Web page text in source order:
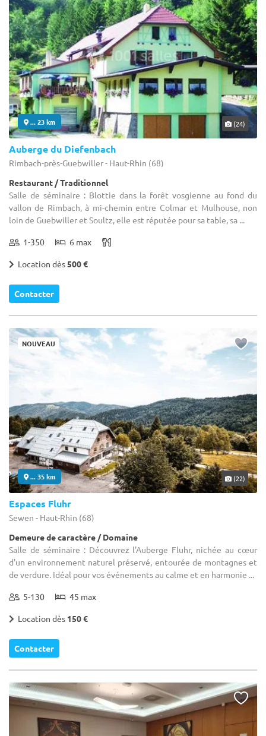
... 23 km (24)
Auberge du Diefenbach
Rimbach-près-Guebwiller - Haut-Rhin (68)
Restaurant / Traditionnel
Salle de séminaire : Blottie dans la forêt vosgienne au fond du
vallon de Rimbach, à mi-chemin entre Colmar et Mulhouse, non
loin de Guebwiller et Soultz, elle est réputée pour sa table, sa ...
1-350 6 max
Location dès500 €
Contacter
NOUVEAU
... 35 km (22)
Espaces Fluhr
Sewen - Haut-Rhin (68)
Demeure de caractère / Domaine
Salle de séminaire : Découvrez l'Auberge Fluhr, nichée au cœur
d'un environnement naturel préservé, entourée de montagnes et
de verdure. Idéal pour vos événements au calme et en harmonie ...
5-130 45 max
Location dès 150 €
Contacter